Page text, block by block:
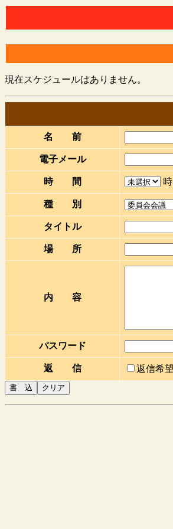
現在スケジュールはありません。
名 前
電子メール
時 間
種 別
タイトル
場 所
内 容
パスワード
返 信 返信希